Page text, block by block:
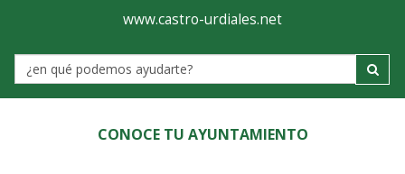
Ayuntamiento
de
Castro-
Urdiales
www.castro-urdiales.net
Label
CONOCE TU AYUNTAMIENTO